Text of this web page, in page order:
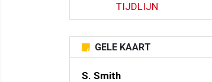
TIJDLIJN
GELE KAART
S. Smith